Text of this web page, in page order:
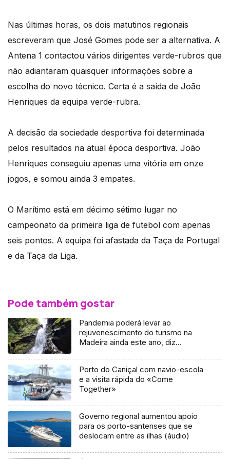
Nas últimas horas, os dois matutinos regionais
escreveram que José Gomes pode ser a alternativa. A
Antena 1 contactou vários dirigentes verde-rubros que
não adiantaram quaisquer informações sobre a
escolha do novo técnico. Certa é a saída de João
Henriques da equipa verde-rubra.
A decisão da sociedade desportiva foi determinada
pelos resultados na atual época desportiva. João
Henriques conseguiu apenas uma vitória em onze
jogos, e somou ainda 3 empates.
O Marítimo está em décimo sétimo lugar no
campeonato da primeira liga de futebol com apenas
seis pontos. A equipa foi afastada da Taça de Portugal
e da Taça da Liga.
Pode também gostar
Pandemia poderá levar ao
rejuvenescimento do turismo na
Madeira ainda este ano, diz
Porto do Caniçal com navio-escola
e a visita rápida do «Come
Together»
Governo regional aumentou apoio
para os porto-santenses que se
deslocam entre as ilhas (áudio)